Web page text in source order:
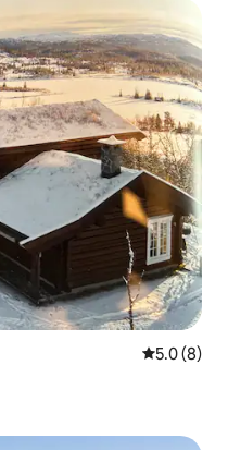
レビュー8
5.0 (8)